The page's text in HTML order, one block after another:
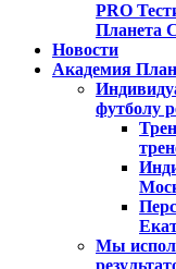
PRO
Планета
Новости
Академия
футболу
Мы